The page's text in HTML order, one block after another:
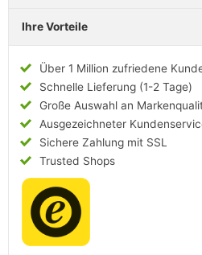
Ihre Vorteile
Über 1 Million zufriedene
Schnelle Lieferung (1-2 Tage)
Große Auswahl an
Ausgezeichneter
Sichere Zahlung mit SSL
Trusted Shops